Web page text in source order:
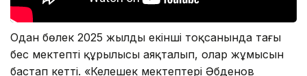
Одан бөлек 2025 жылдың екінші тоқсанында тағы
бес мектептің құрылысы аяқталып, олар жұмысын
бастап кетті. «Келешек мектептері Әбденов